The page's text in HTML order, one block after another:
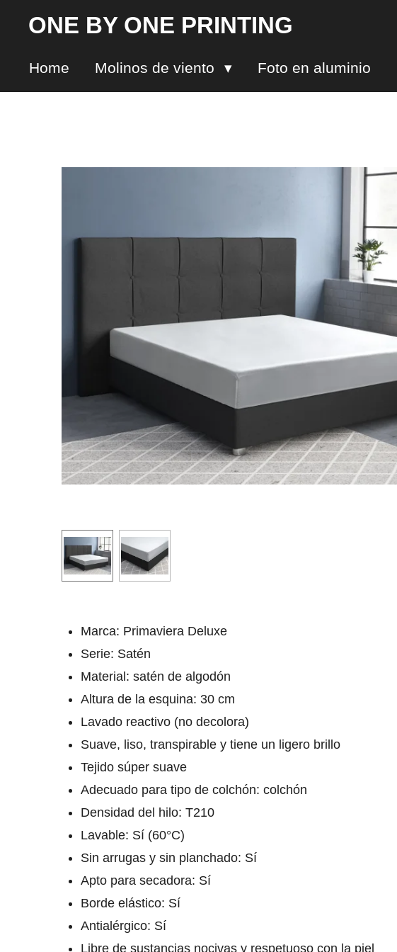
contenido
ONE BY ONE PRINTING
Home Molinos de viento Foto en aluminio
Marca: Primaviera Deluxe
Serie: Satén
Material: satén de algodón
Altura de la esquina: 30 cm
Lavado reactivo (no decolora)
Suave, liso, transpirable y tiene un ligero brillo
Tejido súper suave
Adecuado para tipo de colchón: colchón
Densidad del hilo: T210
Lavable: Sí (60°C)
Sin arrugas y sin planchado: Sí
Apto para secadora: Sí
Borde elástico: Sí
Antialérgico: Sí
Libre de sustancias nocivas y respetuoso con la piel